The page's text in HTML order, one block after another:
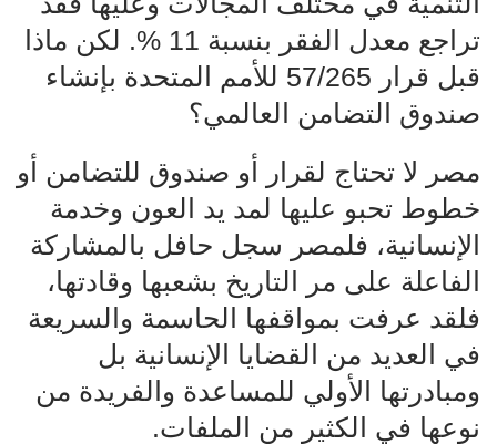
تراجع معدل الفقر بنسبة 11 %. لكن ماذا
قبل قرار 57/265 للأمم المتحدة بإنشاء
صندوق التضامن العالمي؟
مصر لا تحتاج لقرار أو صندوق للتضامن أو
خطوط تحبو عليها لمد يد العون وخدمة
الإنسانية، فلمصر سجل حافل بالمشاركة
الفاعلة على مر التاريخ بشعبها وقادتها،
فلقد عرفت بمواقفها الحاسمة والسريعة
في العديد من القضايا الإنسانية بل
ومبادرتها الأولي للمساعدة والفريدة من
نوعها في الكثير من الملفات.